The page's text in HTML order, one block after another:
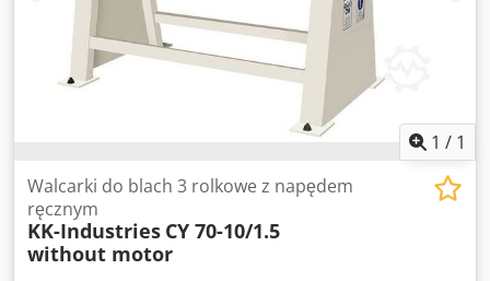
1 / 1
Walcarki do blach 3 rolkowe z napędem
ręcznym
KK-Industries CY 70-10/1.5
without motor